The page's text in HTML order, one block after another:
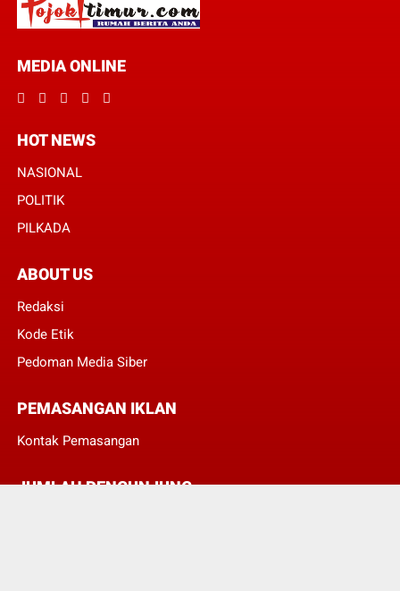
MEDIA ONLINE
HOT NEWS
NASIONAL
POLITIK
PILKADA
ABOUT US
Redaksi
Kode Etik
Pedoman Media Siber
PEMASANGAN IKLAN
Kontak Pemasangan
JUMLAH PENGUNJUNG